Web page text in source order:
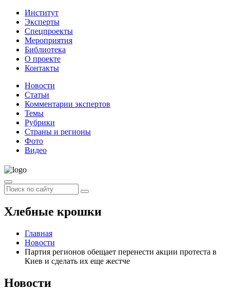
Институт
Эксперты
Спецпроекты
Мероприятия
Библиотека
О проекте
Контакты
Новости
Статьи
Комментарии экспертов
Темы
Рубрики
Страны и регионы
Фото
Видео
Хлебные крошки
Главная
Новости
Партия регионов обещает перенести акции протеста в
Киев и сделать их еще жестче
Новости